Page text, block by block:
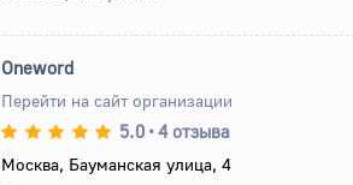
Oneword
Перейти на сайт организации
5.0 •4 отзыва
Москва, Бауманская улица, 4